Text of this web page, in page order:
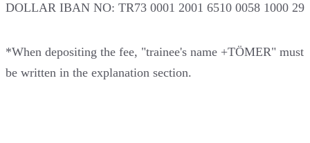
DOLLAR IBAN NO: TR73 0001 2001 6510 0058 1000 29
*When depositing the fee, "trainee's name +TÖMER" must
be written in the explanation section.